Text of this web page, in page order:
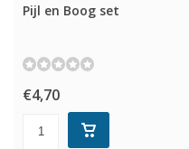
Pijl en Boog set
€4,70